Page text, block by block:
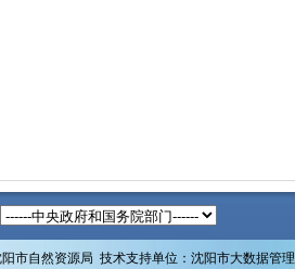
阳市自然资源局 技术支持单位：沈阳市大数据管